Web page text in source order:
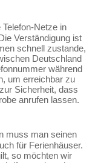
Telefon-Netze in
Verständigung ist
schnell zustande,
Deutschland
während
um erreichbar zu
Sicherheit, dass
anrufen lassen.
muss man seinen
für Ferienhäuser.
so möchten wir